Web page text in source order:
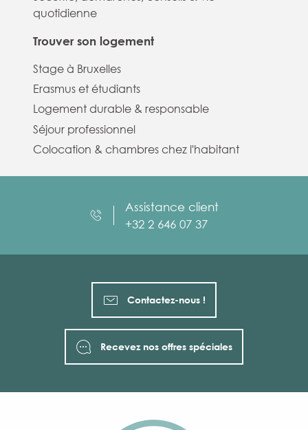
quotidienne
Trouver son logement
Stage à Bruxelles
Erasmus et étudiants
Logement durable & responsable
Séjour professionnel
Colocation & chambres chez l'habitant
Assistance client
+32 2 646 07 37
Contactez-nous !
Recevez nos offres spéciales